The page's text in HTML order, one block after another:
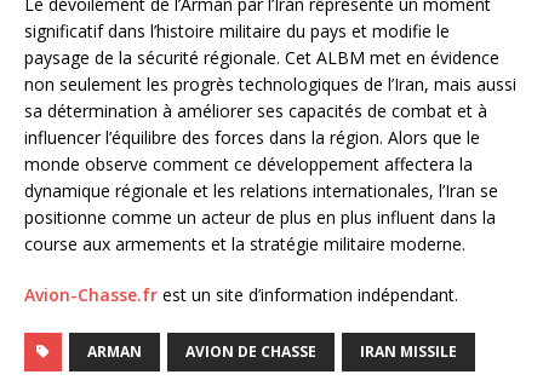
significatif dans l’histoire militaire du pays et modifie le
paysage de la sécurité régionale. Cet ALBM met en évidence
non seulement les progrès technologiques de l’Iran, mais aussi
sa détermination à améliorer ses capacités de combat et à
influencer l’équilibre des forces dans la région. Alors que le
monde observe comment ce développement affectera la
dynamique régionale et les relations internationales, l’Iran se
positionne comme un acteur de plus en plus influent dans la
course aux armements et la stratégie militaire moderne.
Avion-Chasse.fr est un site d’information indépendant.
ARMAN AVION DE CHASSE IRAN MISSILE